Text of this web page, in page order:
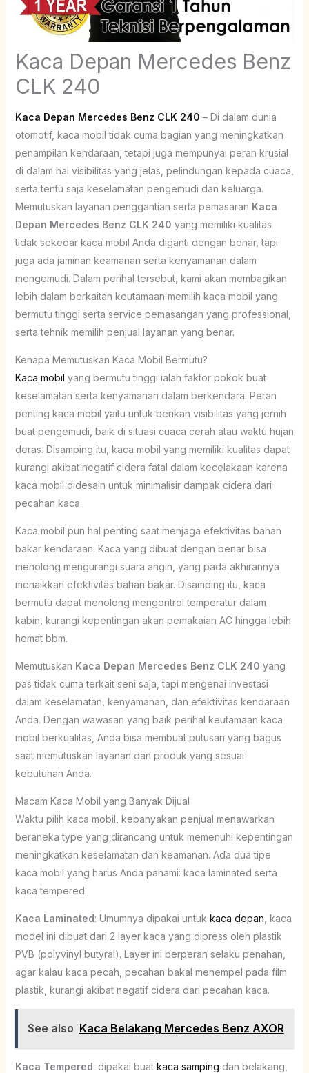
Kaca Depan Mercedes Benz
CLK 240
Kaca Depan Mercedes Benz CLK 240 – Di dalam dunia
otomotif, kaca mobil tidak cuma bagian yang meningkatkan
penampilan kendaraan, tetapi juga mempunyai peran krusial
di dalam hal visibilitas yang jelas, pelindungan kepada cuaca,
serta tentu saja keselamatan pengemudi dan keluarga.
Memutuskan layanan penggantian serta pemasaran Kaca
Depan Mercedes Benz CLK 240 yang memiliki kualitas
tidak sekedar kaca mobil Anda diganti dengan benar, tapi
juga ada jaminan keamanan serta kenyamanan dalam
mengemudi. Dalam perihal tersebut, kami akan membagikan
lebih dalam berkaitan keutamaan memilih kaca mobil yang
bermutu tinggi serta service pemasangan yang professional,
serta tehnik memilih penjual layanan yang benar.
Kenapa Memutuskan Kaca Mobil Bermutu?
Kaca mobil yang bermutu tinggi ialah faktor pokok buat
keselamatan serta kenyamanan dalam berkendara. Peran
penting kaca mobil yaitu untuk berikan visibilitas yang jernih
buat pengemudi, baik di situasi cuaca cerah atau waktu hujan
deras. Disamping itu, kaca mobil yang memiliki kualitas dapat
kurangi akibat negatif cidera fatal dalam kecelakaan karena
kaca mobil didesain untuk minimalisir dampak cidera dari
pecahan kaca.
Kaca mobil pun hal penting saat menjaga efektivitas bahan
bakar kendaraan. Kaca yang dibuat dengan benar bisa
menolong mengurangi suara angin, yang pada akhirannya
menaikkan efektivitas bahan bakar. Disamping itu, kaca
bermutu dapat menolong mengontrol temperatur dalam
kabin, kurangi kepentingan akan pemakaian AC hingga lebih
hemat bbm.
Memutuskan Kaca Depan Mercedes Benz CLK 240 yang
pas tidak cuma terkait seni saja, tapi mengenai investasi
dalam keselamatan, kenyamanan, dan efektivitas kendaraan
Anda. Dengan wawasan yang baik perihal keutamaan kaca
mobil berkualitas, Anda bisa membuat putusan yang bagus
saat memutuskan layanan dan produk yang sesuai
kebutuhan Anda.
Macam Kaca Mobil yang Banyak Dijual
Waktu pilih kaca mobil, kebanyakan penjual menawarkan
beraneka type yang dirancang untuk memenuhi kepentingan
meningkatkan keselamatan dan keamanan. Ada dua tipe
kaca mobil yang harus Anda pahami: kaca laminated serta
kaca tempered.
Kaca Laminated: Umumnya dipakai untuk kaca depan , kaca
model ini dibuat dari 2 layer kaca yang dipress oleh plastik
PVB (polyvinyl butyral). Layer ini berperan selaku penahan,
agar kalau kaca pecah, pecahan bakal menempel pada film
plastik, kurangi akibat negatif cidera dari pecahan kaca.
See also Kaca Belakang Mercedes Benz AXOR
Kaca Tempered: dipakai buat kaca samping dan belakang,